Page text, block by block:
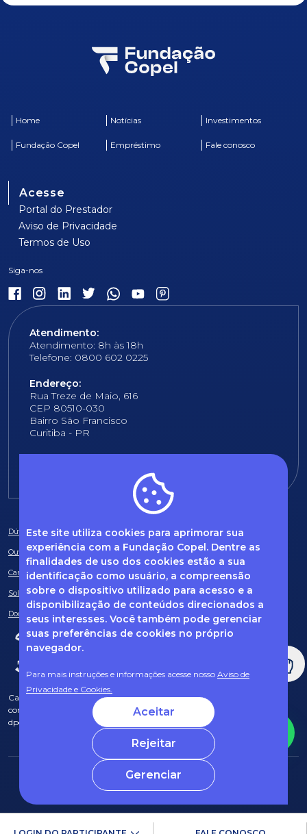
Este site utiliza cookies para aprimorar sua
experiência com a Fundação Copel. Dentre as
finalidades de uso dos cookies estão a sua
identificação como usuário, a compreensão
sobre o dispositivo utilizado para acesso e a
disponibilização de conteúdos direcionados a
seus interesses. Você também pode gerenciar
suas preferências de cookies no próprio
navegador.
Para mais instruções e informações acesse nosso Aviso de
Privacidade e Cookies.
Aceitar
Rejeitar
Gerenciar
Home Notícias Investimentos
Fundação Copel Empréstimo Fale conosco
Acesse
Portal do Prestador
Aviso de Privacidade
Termos de Uso
Atendimento:
Atendimento: 8h às 18h
Telefone: 0800 602 0225
Endereço:
Rua Treze de Maio, 616
CEP 80510-030
Bairro São Francisco
Curitiba - PR
Dúvidas frequentes
Ouvidoria
Canal de Denúncias
Solicitação de informações
Documentos obrigatórios
Caso tenha dúvidas sobre Privacidade de Dados e LGPD, entre em
contato com o nosso DPO (encarregado de dados) via e-mail:
dpo@fcopel.org.br
© 2025 Fundação Copel Todos os direitos reservados